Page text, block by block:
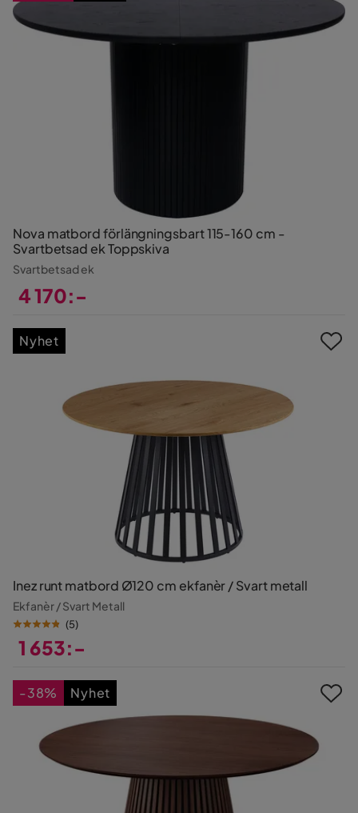
Nova matbord förlängningsbart 115-160 cm -
Svartbetsad ek Toppskiva
Svartbetsad ek
4 170:-
Inez runt matbord Ø120 cm ekfanèr / Svart metall
Ekfanèr / Svart Metall
(5)
1 653:-
Nyhet
-38% Nyhet